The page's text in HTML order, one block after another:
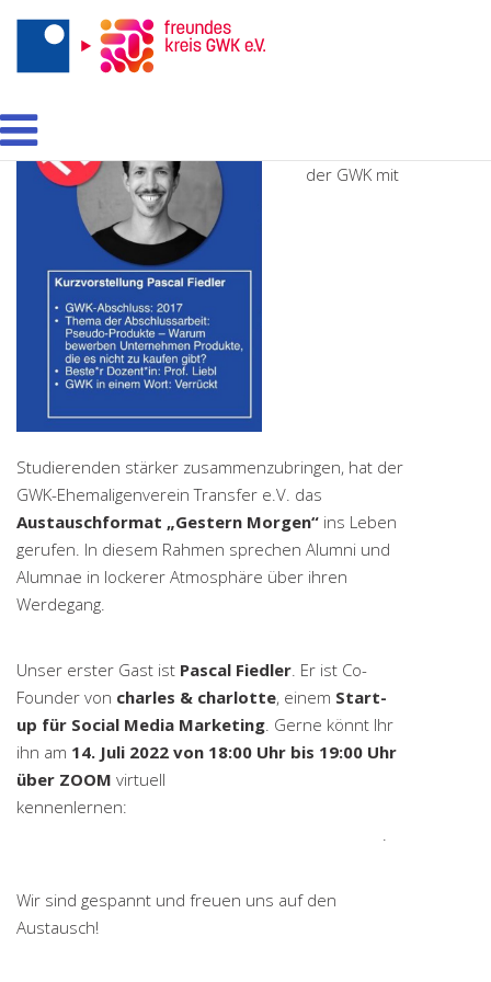
der GWK mit
Studierenden stärker zusammenzubringen, hat der
GWK-Ehemaligenverein Transfer e.V. das
Austauschformat „Gestern Morgen“ ins Leben
gerufen. In diesem Rahmen sprechen Alumni und
Alumnae in lockerer Atmosphäre über ihren
Werdegang.
Unser erster Gast ist Pascal Fiedler . Er ist Co-
Founder von charles & charlotte, einem Start-
up für Social Media Marketing . Gerne könnt Ihr
ihn am 14. Juli 2022 von 18:00 Uhr bis 19:00 Uhr
über ZOOM virtuell
kennenlernen:
Wir sind gespannt und freuen uns auf den
Austausch!